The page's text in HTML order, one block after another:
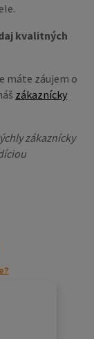
kvalitných
máte záujem o
zákaznícky
zákaznícky